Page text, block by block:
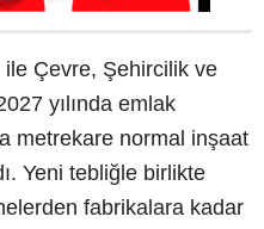
ile Çevre, Şehircilik ve
yılında emlak
metrekare normal inşaat
Yeni tebliğle birlikte
fabrikalara kadar